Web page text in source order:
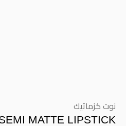
نوت كزماتيك
MATTE LIPSTICK